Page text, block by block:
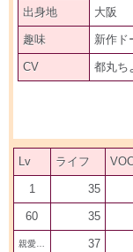
出身地 大阪
趣味 新作ド
CV 都丸ち
Lv ライフ
1 35
60 35
親愛100 37